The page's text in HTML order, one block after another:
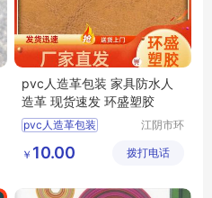
pvc人造革包装 家具防水人
造革 现货速发 环盛塑胶
pvc人造革包装
家具箱包翻新人造皮革
家具防水人造革
江阴市环
限公司
￥ 10.00 拨打电话